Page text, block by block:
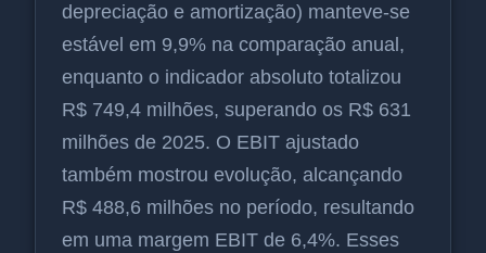
depreciação e amortização) manteve-se
estável em 9,9% na comparação anual,
enquanto o indicador absoluto totalizou
R$ 749,4 milhões, superando os R$ 631
milhões de 2025. O EBIT ajustado
também mostrou evolução, alcançando
R$ 488,6 milhões no período, resultando
em uma margem EBIT de 6,4%. Esses